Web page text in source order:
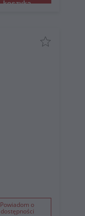
koszyka
Powiadom o
dostępności